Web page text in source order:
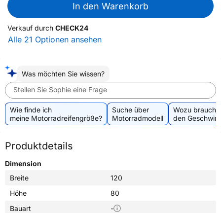
In den Warenkorb
Verkauf durch CHECK24
Alle 21 Optionen ansehen
Was möchten Sie wissen?
Stellen Sie Sophie eine Frage
Wie finde ich
meine Motorradreifengröße?
Suche über
Motorradmodell
Wozu
den
Produktdetails
Dimension
Breite
120
Höhe
80
Bauart
-